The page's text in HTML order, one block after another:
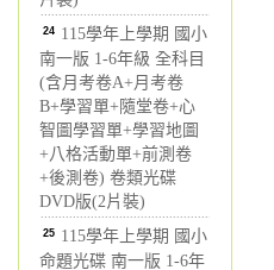
24 115學年上學期 國小
南一版 1-6年級 全科目
(含月考卷A+月考卷
B+學習單+隨堂卷+心
智圖學習單+學習地圖
+八格活動單+前測卷
+後測卷) 卷類光碟
DVD版(2片裝)
25 115學年上學期 國小
命題光碟 南一版 1-6年